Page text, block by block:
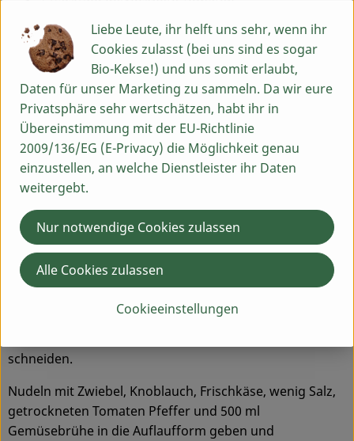
400 g
Hörnchen Nudeln
1 Packung
Frischkäse
1 mittelgroße Zwiebel
2 Zehen Knoblauch
500 ml Gemüsebrühe
300 g
Gruyère
etwas Lauchzwiebeln, in Ringe geschnitten
Salz, Pfeffer
Blumenkohl vom Strunk entfernen, sodass, je nach
Größe, etwa 4 große Stücke entstehen. Den Rand vom
Gruyère abschneiden (oder nicht, das ist
Geschmackssache) und etwa 3 mm dicke Scheiben
schneiden.
Getrocknete Tomaten in 1 cm Streifen schneiden.
schneiden.
Nudeln mit Zwiebel, Knoblauch, Frischkäse, wenig Salz,
getrockneten Tomaten Pfeffer und 500 ml
Gemüsebrühe in die Auflaufform geben und
Liebe Leute, ihr helft uns sehr, wenn ihr
Cookies zulasst (bei uns sind es sogar
Bio-Kekse!) und uns somit erlaubt,
Daten für unser Marketing zu sammeln. Da wir eure
Privatsphäre sehr wertschätzen, habt ihr in
Übereinstimmung mit der EU-Richtlinie
2009/136/EG (E-Privacy) die Möglichkeit genau
einzustellen, an welche Dienstleister ihr Daten
weitergebt.
Cookieeinstellungen
Nur notwendige Cookies zulassen
Alle Cookies zulassen